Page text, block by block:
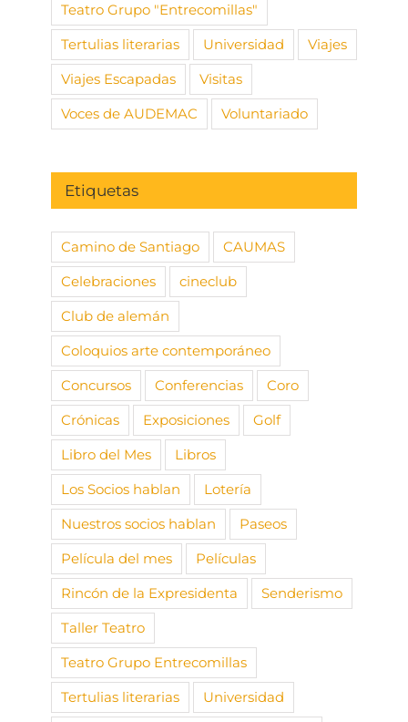
Teatro Grupo "Entrecomillas"
Tertulias literarias
Universidad
Viajes
Viajes Escapadas
Visitas
Voces de AUDEMAC
Voluntariado
Etiquetas
Camino de Santiago
CAUMAS
Celebraciones
cineclub
Club de alemán
Coloquios arte contemporáneo
Concursos
Conferencias
Coro
Crónicas
Exposiciones
Golf
Libro del Mes
Libros
Los Socios hablan
Lotería
Nuestros socios hablan
Paseos
Película del mes
Películas
Rincón de la Expresidenta
Senderismo
Taller Teatro
Teatro Grupo Entrecomillas
Tertulias literarias
Universidad